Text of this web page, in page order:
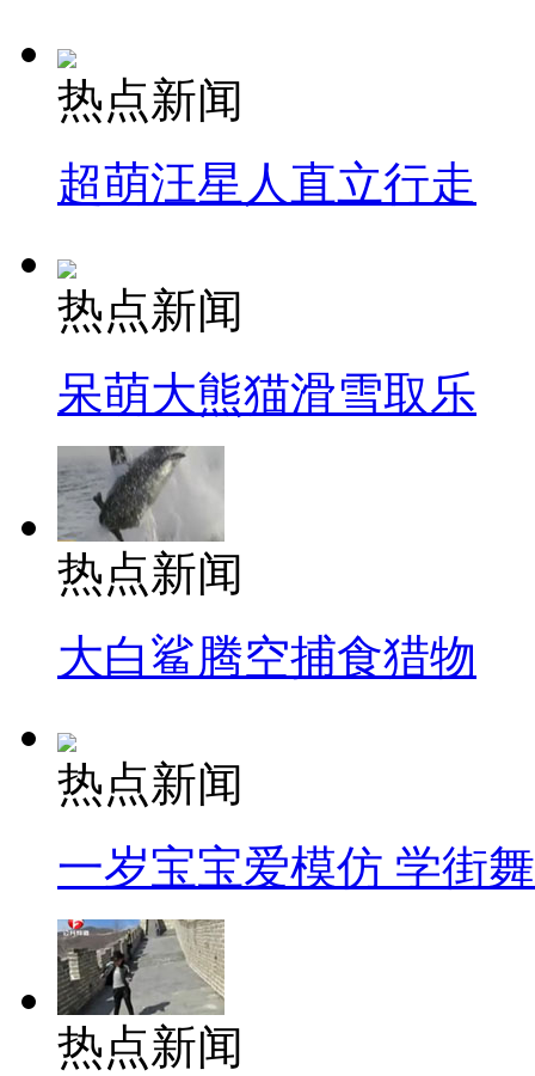
热点新闻
超萌汪星人直立行走
热点新闻
呆萌大熊猫滑雪取乐
热点新闻
大白鲨腾空捕食猎物
热点新闻
一岁宝宝爱模仿 学街
热点新闻